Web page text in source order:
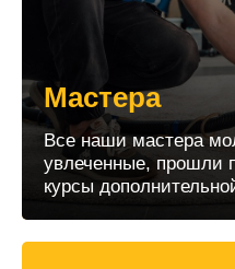
Мастера
Все наши мастера
увлеченные, прошли
курсы